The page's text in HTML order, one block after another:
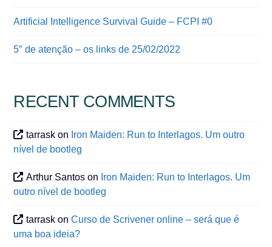
Artificial Intelligence Survival Guide – FCPI #0
5″ de atenção – os links de 25/02/2022
RECENT COMMENTS
tarrask on Iron Maiden: Run to Interlagos. Um outro
nível de bootleg
Arthur Santos on Iron Maiden: Run to Interlagos. Um
outro nível de bootleg
tarrask onCurso de Scrivener online – será que é
uma boa ideia?